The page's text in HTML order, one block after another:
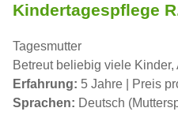
Kindertagespflege
Tagesmutter
Betreut beliebig viele Kinder,
Erfahrung: 5 Jahre | Preis
Sprachen: Deutsch